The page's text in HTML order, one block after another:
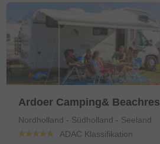
Ardoer Camping&
Nordholland - Südholland - Seeland
ADAC Klassifikation